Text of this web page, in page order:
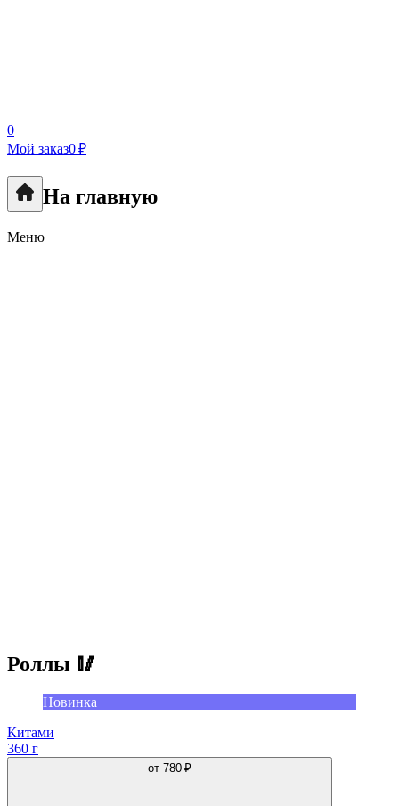
0
Мой заказ0 ₽
На главную
Меню
Роллы 🥢
Новинка
Китами
360 г
от 780 ₽